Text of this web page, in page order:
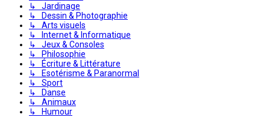
↳ Jardinage
↳ Dessin & Photographie
↳ Arts visuels
↳ Internet & Informatique
↳ Jeux & Consoles
↳ Philosophie
↳ Écriture & Littérature
↳ Esotérisme & Paranormal
↳ Sport
↳ Danse
↳ Animaux
↳ Humour